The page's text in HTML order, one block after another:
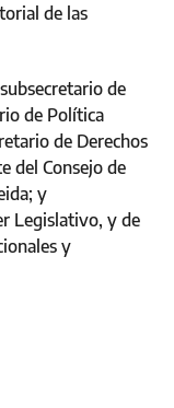
de las
de
de Política
de Derechos
del Consejo de
y
Legislativo, y de
y